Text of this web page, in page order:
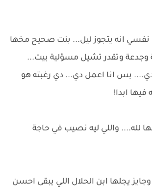
نفسي انه يتجوز ليل... بنت صحيح مخها
وتقدر تشيل مسؤلية بيت...
بس انا اعمل دي... دي رغبته هو
ابدا!
لله.... واللي ليه نصيب في حاجة
يجلها ابن الحلال اللي يبقى احسن